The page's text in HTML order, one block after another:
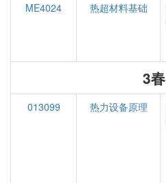
ME4024
热超材料基础
3春
013099 热力设备原理